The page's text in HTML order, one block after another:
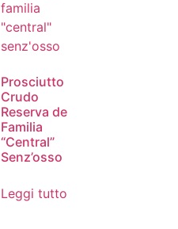
Prosciutto
Crudo
Reserva de
Familia
“Central”
Senz’osso
Leggi tutto